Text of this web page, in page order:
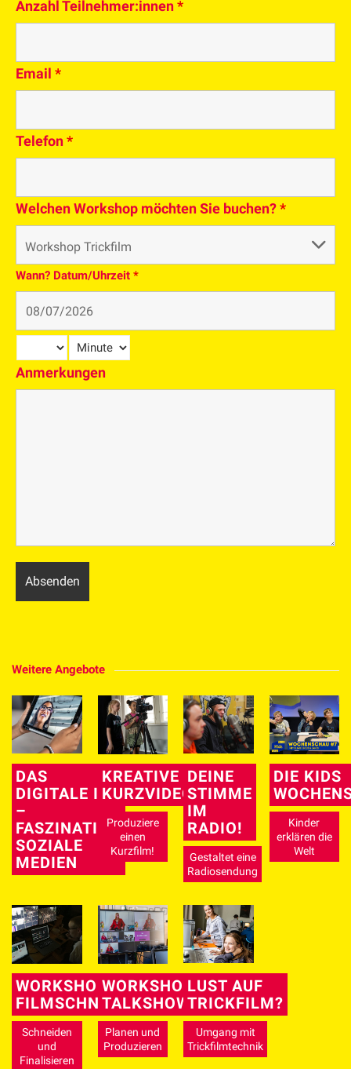
Anzahl Teilnehmer:innen*
Email *
Telefon*
Welchen Workshop möchten Sie buchen?*
Wann? Datum/Uhrzeit *
Anmerkungen
Weitere Angebote
DAS
DIGITALE ICH
–
FASZINATION
SOZIALE
MEDIEN
KREATIVE
KURZVIDEOS
Produziere
einen
Kurzfilm!
DEINE
STIMME
IM
RADIO!
Gestaltet eine
Radiosendung
DIE KIDS
Kinder
erklären die
Welt
WORKSHOP
FILMSCHNITT
Schneiden
und
Finalisieren
WORKSHOP
TALKSHOW
Planen und
Produzieren
LUST AUF
TRICKFILM?
Umgang mit
Trickfilmtechnik